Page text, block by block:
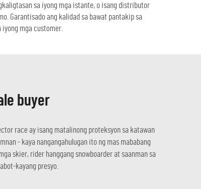
sa iyong mga istante, o isang distributor
Garantisado ang kalidad sa bawat pantakip sa
mga customer.
buyer
race ay isang matalinong proteksyon sa katawan
- kaya nangangahulugan ito ng mas mababang
skier, rider hanggang snowboarder at saanman sa
kayang presyo.